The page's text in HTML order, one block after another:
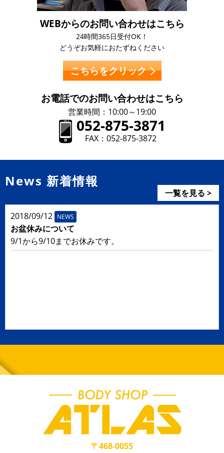
WEBからのお問い合わせはこちら
24時間365日受付OK！
どうぞお気軽におたずねください
こちらをクリック
お電話でのお問い合わせはこちら
営業時間：10:00～19:00
052-875-3871
FAX：052-875-3872
News 新着情報
一覧を見る >
2018/09/12 NEWS
お盆休みについて
9/1から9/10までお休みです。
〒468-0055